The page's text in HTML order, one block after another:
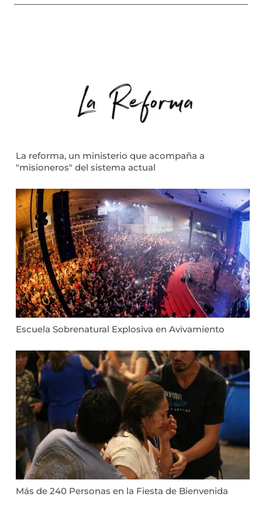
La reforma, un ministerio que acompaña a
"misioneros" del sistema actual
Escuela Sobrenatural Explosiva en Avivamiento
Más de 240 Personas en la Fiesta de Bienvenida